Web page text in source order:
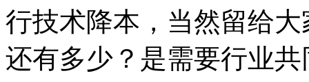
行技术降本，当然留给
还有多少？是需要行业